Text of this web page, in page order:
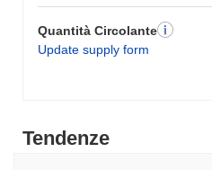
Quantità Circolante
Update supply form
Tendenze